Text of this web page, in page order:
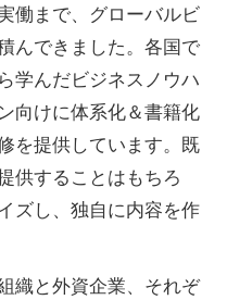
働まで、グローバルビ
んできました。各国で
学んだビジネスノウハ
向けに体系化＆書籍化
を提供しています。既
供することはもちろ
ズし、独自に内容を作
織と外資企業、それぞ